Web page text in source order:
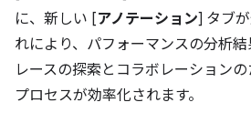
に、新しい [アノテーション] タブ
れにより、パフォーマンスの分析
レースの探索とコラボレーション
プロセスが効率化されます。